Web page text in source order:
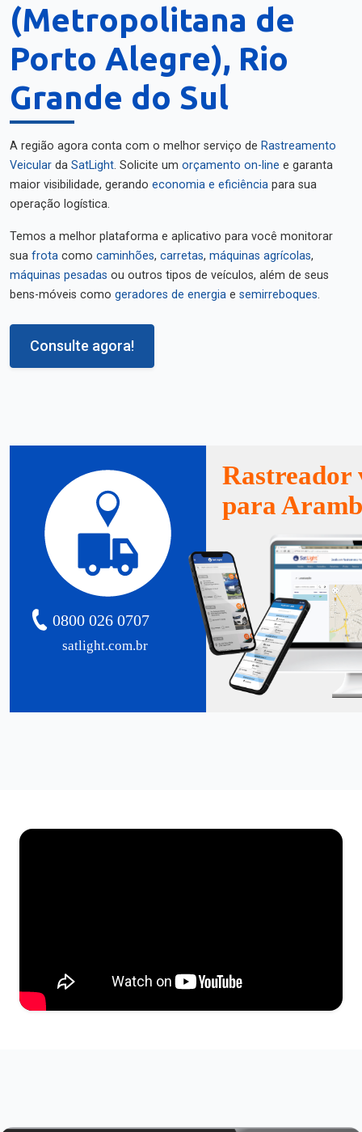
(Metropolitana de
Porto Alegre), Rio
Grande do Sul
A região agora conta com o melhor serviço de Rastreamento
Veicular da SatLight. Solicite um orçamento on-line e garanta
maior visibilidade, gerando economia e eficiência para sua
operação logística.
Temos a melhor plataforma e aplicativo para você monitorar
sua frota como caminhões, carretas, máquinas agrícolas,
máquinas pesadas ou outros tipos de veículos, além de seus
bens-móveis como geradores de energia e semirreboques.
Consulte agora!
satlight.com.br
0800 026 0707
Rastreador
para